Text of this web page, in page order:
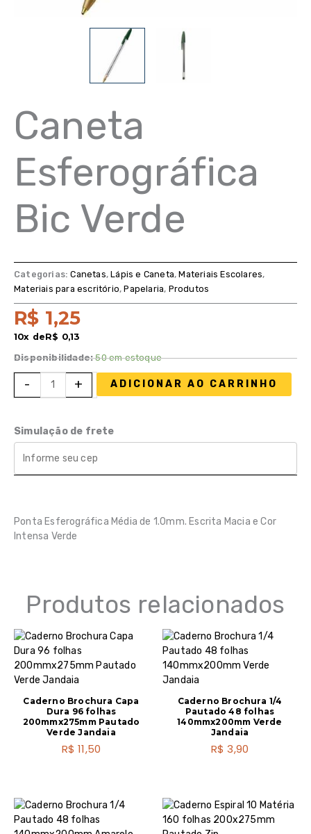
Caneta
Esferográfica
Bic Verde
Categorias:Canetas,Lápis e Caneta,Materiais Escolares,
Materiais para escritório,Papelaria, Produtos
R$ 1,25
Disponibilidade: 50 em estoque
10x deR$ 0,13
-
quantidade
+ ADICIONAR AO CARRINHO
Simulação de frete
Ponta Esferográfica Média de 1.0mm. Escrita Macia e Cor
Intensa Verde
Produtos relacionados
Caderno Brochura Capa
Dura 96 folhas
200mmx275mm Pautado
Verde Jandaia
R$ 11,50
Caderno Brochura 1/4
Pautado 48 folhas
140mmx200mm Verde
Jandaia
R$ 3,90